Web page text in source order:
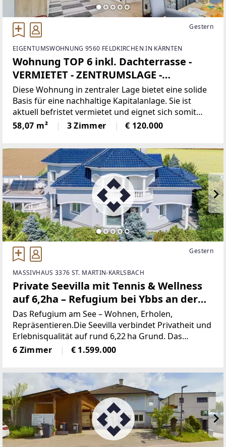
Gestern
EIGENTUMSWOHNUNG 9560 FELDKIRCHEN IN KÄRNTEN
Wohnung TOP 6 inkl. Dachterrasse -
VERMIETET - ZENTRUMSLAGE -
Feldkirchen in Kärnten
Diese Wohnung in zentraler Lage bietet eine solide
Basis für eine nachhaltige Kapitalanlage. Sie ist
aktuell befristet vermietet und eignet sich somit
ideal für Anleger, die auf planbare Erträge und
Wertbeständigkeit setzen. Mit
58,07 m² 3 Zimmer € 120.000
Gestern
MASSIVHAUS 3376 ST. MARTIN-KARLSBACH
Private Seevilla mit Tennis & Wellness
auf 6,2ha – Refugium bei Ybbs an der
Donau
Das Refugium am See – Wohnen, Erholen,
Repräsentieren.Die Seevilla verbindet Privatheit und
Erlebnisqualität auf rund 6,22 ha Grund. Das
Wohnensemble (Nutzfläche ca. 259 m², zzgl. ca.
77 m² Lager) öffnet sich nach Süden zu Terrassen,
6 Zimmer € 1.599.000